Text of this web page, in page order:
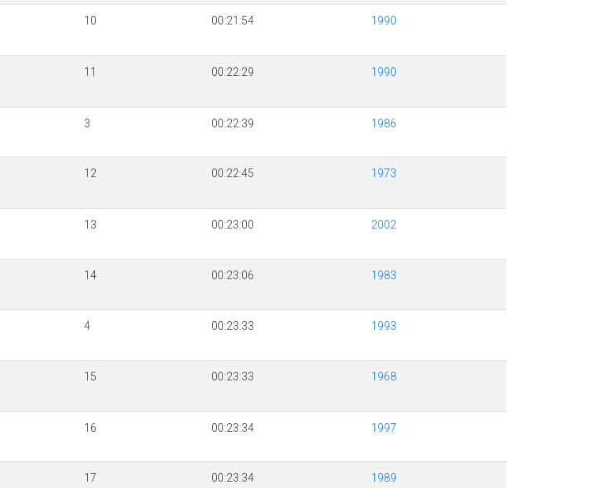
10 00:21:54 1990
11 00:22:29 1990
3 00:22:39 1986
12 00:22:45 1973
13 00:23:00 2002
14 00:23:06 1983
4 00:23:33 1993
15 00:23:33 1968
16 00:23:34 1997
17 00:23:34 1989